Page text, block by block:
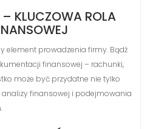
KLUCZOWA ROLA
element prowadzenia firmy. Bądź
finansowej – rachunki,
może być przydatne nie tylko
analizy finansowej i podejmowania